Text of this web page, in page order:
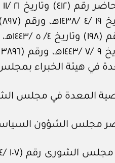
في مجلس الشؤون الاقتصادية
السياسية والأمنية رقم